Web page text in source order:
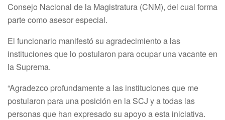
Consejo Nacional de la Magistratura (CNM), del cual forma
parte como asesor especial.
El funcionario manifestó su agradecimiento a las
instituciones que lo postularon para ocupar una vacante en
la Suprema.
“Agradezco profundamente a las instituciones que me
postularon para una posición en la SCJ y a todas las
personas que han expresado su apoyo a esta iniciativa.